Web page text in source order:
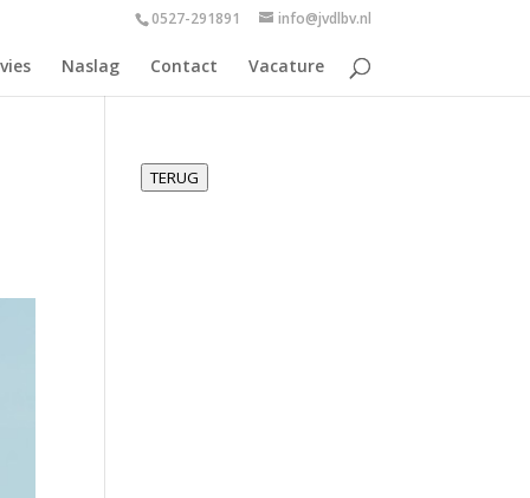
0527-291891 info@jvdlbv.nl
Naslag Contact Vacature
TERUG